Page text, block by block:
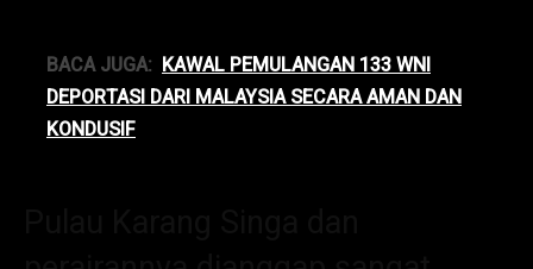
BACA JUGA: KAWAL PEMULANGAN 133 WNI
DEPORTASI DARI MALAYSIA SECARA AMAN DAN
KONDUSIF